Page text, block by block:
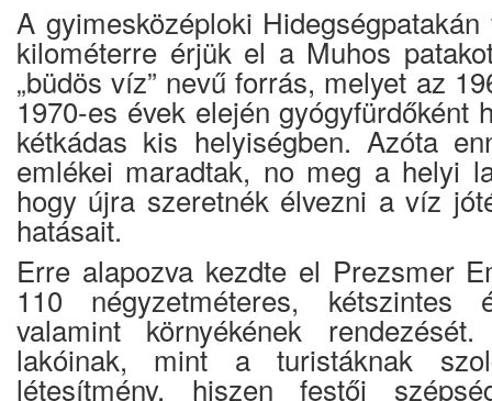
A gyimesközéploki
kilométerre érjük el a Muhos
„büdös víz” nevű forrás, melyet az
1970-es évek elején gyógyfürdőként
kétkádas kis helyiségben. Azóta
emlékei maradtak, no meg a helyi
hogy újra szeretnék élvezni a víz
hatásait.
Erre alapozva kezdte el Prezsmer
110 négyzetméteres, kétszintes
valamint környékének
lakóinak, mint a turistáknak
létesítmény, hiszen festői